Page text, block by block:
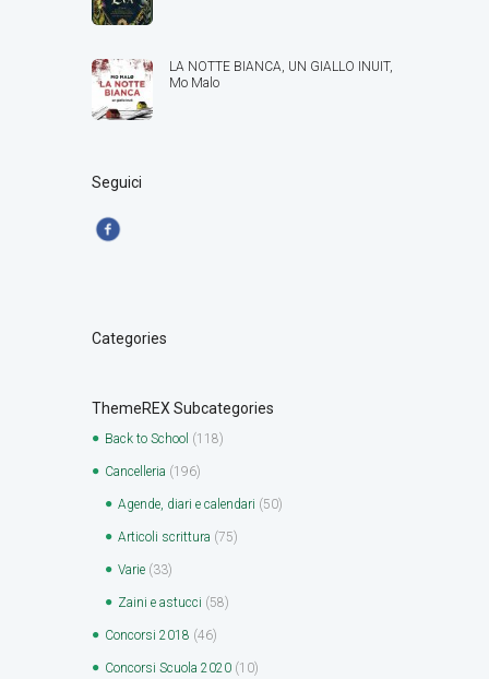
LA NOTTE BIANCA, UN GIALLO INUIT,
Mo Malo
Seguici
Categories
ThemeREX Subcategories
Back to School (118)
Cancelleria (196)
Agende, diari e calendari (50)
Articoli scrittura (75)
Varie (33)
Zaini e astucci (58)
Concorsi 2018 (46)
Concorsi Scuola 2020 (10)